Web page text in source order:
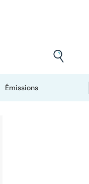
Émissions